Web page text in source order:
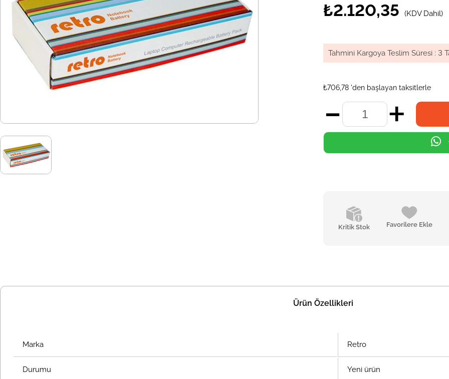
₺2.120,35 (KDV Dahil)
Tahmini Kargoya Teslim Süresi : 3
₺706,78 'den başlayan taksitlerle
Kritik Stok Favorilere Ekle
Ürün Özellikleri
Marka Retro
Durumu Yeni ürün